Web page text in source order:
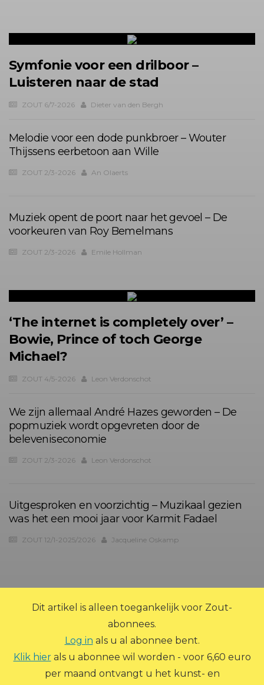
Dit artikel is alleen toegankelijk voor Zout-
abonnees.
Log in als u al abonnee bent.
Klik hierals u abonnee wil worden - voor 6,60 euro
per maand ontvangt u het kunst- en
Symfonie voor een drilboor –
Luisteren naar de stad
ZOUT 6/7-2026 Dieter van den Bergh
Melodie voor een dode punkbroer – Wouter
Thijssens eerbetoon aan Wille
ZOUT 2/3-2026 An Olaerts
Muziek opent de poort naar het gevoel – De
voorkeuren van Roy Bemelmans
ZOUT 2/3-2026 Emile Hollman
‘The internet is completely over’ –
Bowie, Prince of toch George
Michael?
ZOUT 4/5-2026 Leon Verdonschot
We zijn allemaal André Hazes geworden – De
popmuziek wordt opgevreten door de
beleveniseconomie
ZOUT 2/3-2026 Leon Verdonschot
Uitgesproken en voorzichtig – Muzikaal gezien
was het een mooi jaar voor Karmit Fadael
ZOUT 12/1-2025/2026 Jacqueline Oskamp
© 2026 Zout Magazine. Alle rechten voorbehouden.